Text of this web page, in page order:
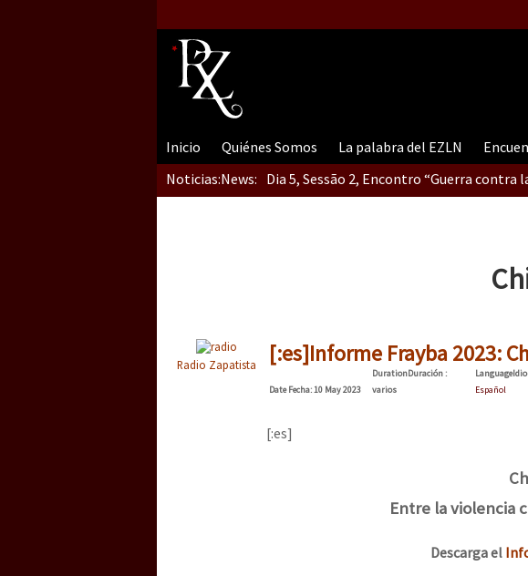
Inicio Quiénes Somos La palabra del EZLN
Noticias:News: Dia 5, Sessão 2, Encontro “Guerra contra
Dia 2 do Encontro “Guerra contra a
Dia 1: Encontro “Guerra contra a
Radio Zapatista [:es]Informe Frayba 2023:
DateFecha: 10 May 2023
DurationDuración:
varios
Language
Español
[:es]
Entre la violencia
Descarga el